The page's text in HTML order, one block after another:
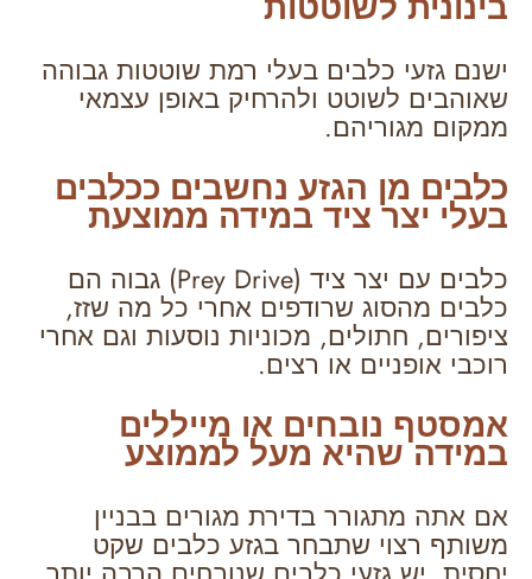
ישנם גזעי כלבים בעלי רמת שוטטות גבוהה
שאוהבים לשוטט ולהרחיק באופן עצמאי
ממקום מגוריהם.
כלבים מן הגזע נחשבים ככלבים
בעלי יצר ציד במידה ממוצעת
כלבים עם יצר ציד (Prey Drive) גבוה הם
כלבים מהסוג שרודפים אחרי כל מה שזז,
ציפורים, חתולים, מכוניות נוסעות וגם אחרי
רוכבי אופניים או רצים.
אמסטף נובחים או מייללים
במידה שהיא מעל לממוצע
אם אתה מתגורר בדירת מגורים בבניין
משותף רצוי שתבחר בגזע כלבים שקט